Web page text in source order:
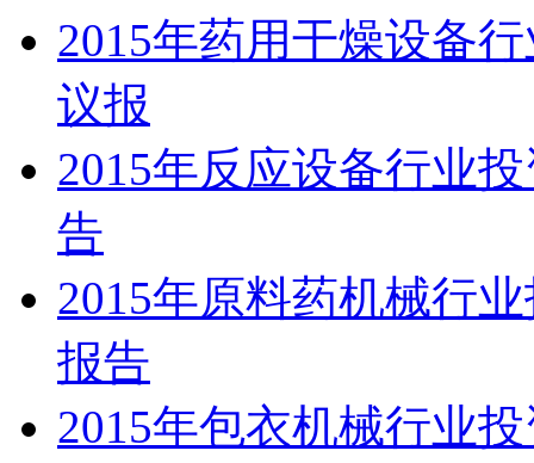
2015年药用干燥设备
议报
2015年反应设备行业
告
2015年原料药机械行
报告
2015年包衣机械行业